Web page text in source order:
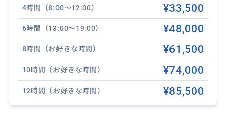
ファーム」→「ホオマルヒア植物園」→「ココクレー
ター植物園」（行程：9時間）
【その他のツアー】
ツアーの内容が思っていたものと違いましたか？
もしご希望の構成でなかったら、アロアロトラベルに
があります！
4時間（8:00〜12:00） ¥33,500
6時間（13:00〜19:00） ¥48,000
8時間（お好きな時間） ¥61,500
10時間（お好きな時間） ¥74,000
12時間（お好きな時間） ¥85,500